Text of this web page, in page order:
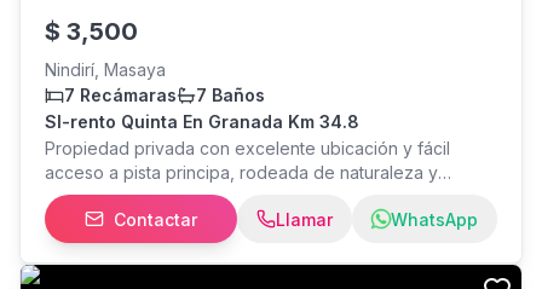
$ 3,500
Nindirí, Masaya
7 Recámaras
7 Baños
Sl-rento Quinta En Granada Km 34.8
Propiedad privada con excelente ubicación y fácil
acceso a pista principa, rodeada de naturaleza y
agradable clima Casa de dos plantas con 1 mz de
terreno y 400 mts2 de construcción. Distribuida en: 7
amplias habitaciones 4 baños Área de cocina con
muebles y gabinetes aéreos. Comedor Amplia sala/sala
Contactar Llamar WhatsApp